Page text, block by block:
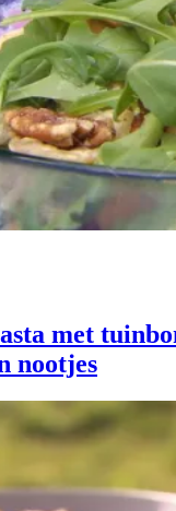
met
nootjes